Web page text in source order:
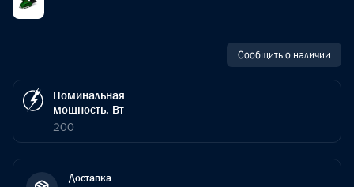
Сообщить о наличии
Номинальная
мощность, Вт
200
Доставка: